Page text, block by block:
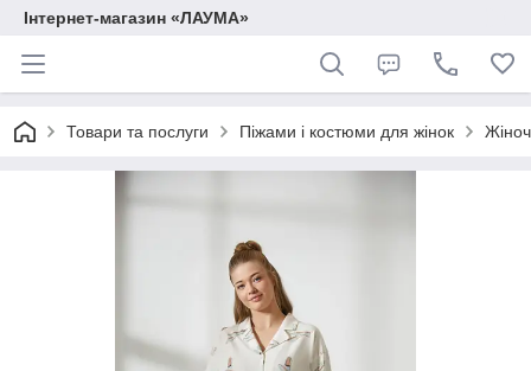
Інтернет-магазин «ЛАУМА»
Товари та послуги Піжами і костюми для жінок